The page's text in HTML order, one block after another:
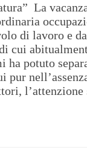
La
di lavoro e
cui
ha potuto
pur